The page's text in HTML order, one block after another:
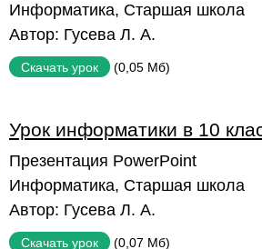
Информатика, Старшая школа
Автор: Гусева Л. А.
Скачать урок (0,05 Мб)
Урок информатики в 10
Презентация PowerPoint
Информатика, Старшая школа
Автор: Гусева Л. А.
Скачать урок (0,07 Мб)